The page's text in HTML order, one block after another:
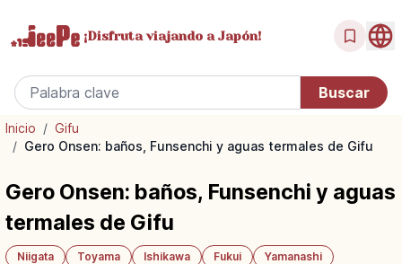
¡Disfrutaviajando a Japón!
Inicio / Gifu
/ Gero Onsen: baños, Funsenchi y aguas termales de Gifu
Gero Onsen: baños, Funsenchi y aguas
termales de Gifu
Niigata Toyama Ishikawa Fukui
Yamanashi